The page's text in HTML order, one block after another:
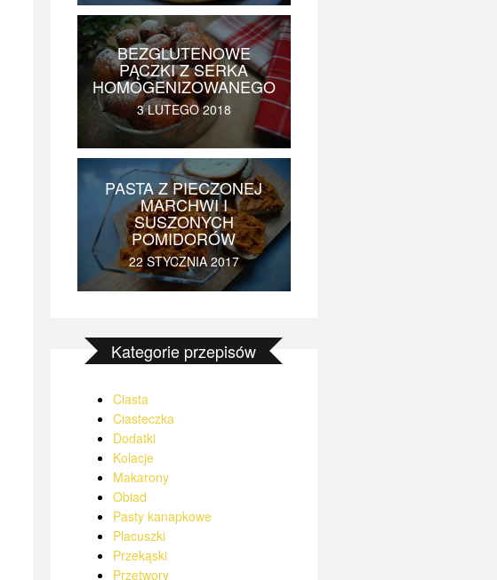
BEZGLUTENOWE
PĄCZKI Z SERKA
HOMOGENIZOWANEGO
3 LUTEGO 2018
PASTA Z PIECZONEJ
MARCHWI I
SUSZONYCH
POMIDORÓW
22 STYCZNIA 2017
Kategorie przepisów
Ciasta
Ciasteczka
Dodatki
Kolacje
Makarony
Obiad
Pasty kanapkowe
Placuszki
Przekąski
Przetwory